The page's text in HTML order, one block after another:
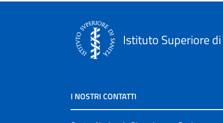
Istituto Superiore
I NOSTRI CONTATTI